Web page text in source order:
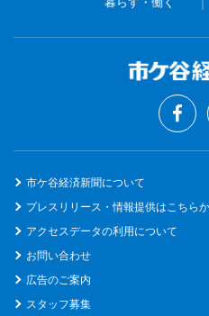
市ケ谷経済新聞について
プレスリリース・情報提供はこちら
アクセスデータの利用について
お問い合わせ
広告のご案内
スタッフ募集